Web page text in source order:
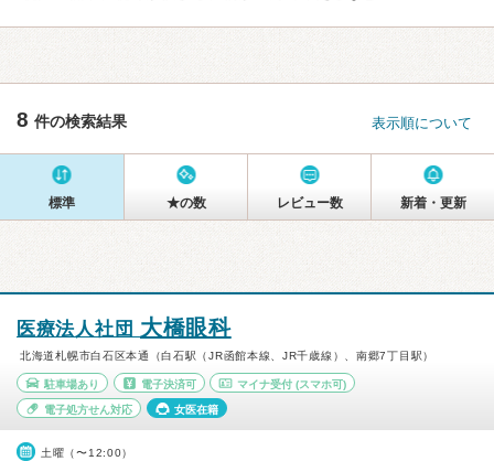
8 件の検索結果 表示順について
標準 ★の数 レビュー数 新着・更新
医療法人社団 大橋眼科
北海道札幌市白石区本通（白石駅（JR函館本線、JR千歳線）、南郷7丁目駅）
駐車場あり 電子決済可 マイナ受付 (スマホ可)
電子処方せん対応 女医在籍
土曜（〜12:00）